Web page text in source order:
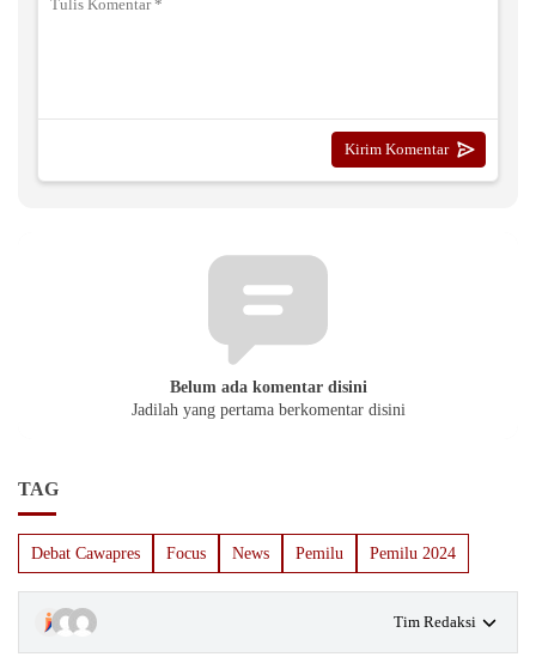
Belum ada komentar disini
Jadilah yang pertama berkomentar disini
TAG
Debat Cawapres Focus News Pemilu Pemilu 2024
Tim Redaksi